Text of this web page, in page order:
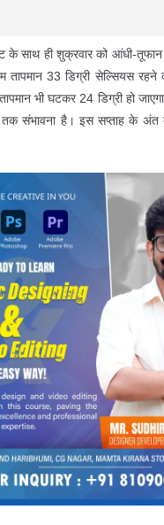
के साथ ही शुक्रवार को आंधी-तूफान
तापमान 33 डिग्री सेल्सियस रहने
भी घटकर 24 डिग्री हो
संभावना है। इस सप्ताह के अंत